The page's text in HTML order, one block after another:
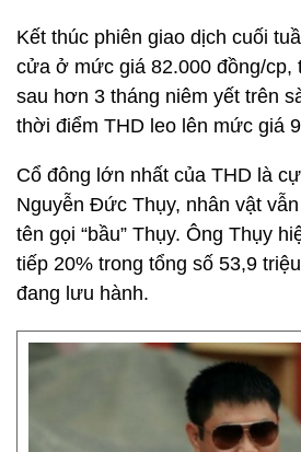
Kết thúc phiên giao dịch cuối
cửa ở mức giá 82.000 đồng/cp,
sau hơn 3 tháng niêm yết trên
thời điểm THD leo lên mức giá
Cổ đông lớn nhất của THD là
Nguyễn Đức Thụy, nhân vật
tên gọi “bầu” Thụy. Ông Thụy
tiếp 20% trong tổng số 53,9
đang lưu hành.